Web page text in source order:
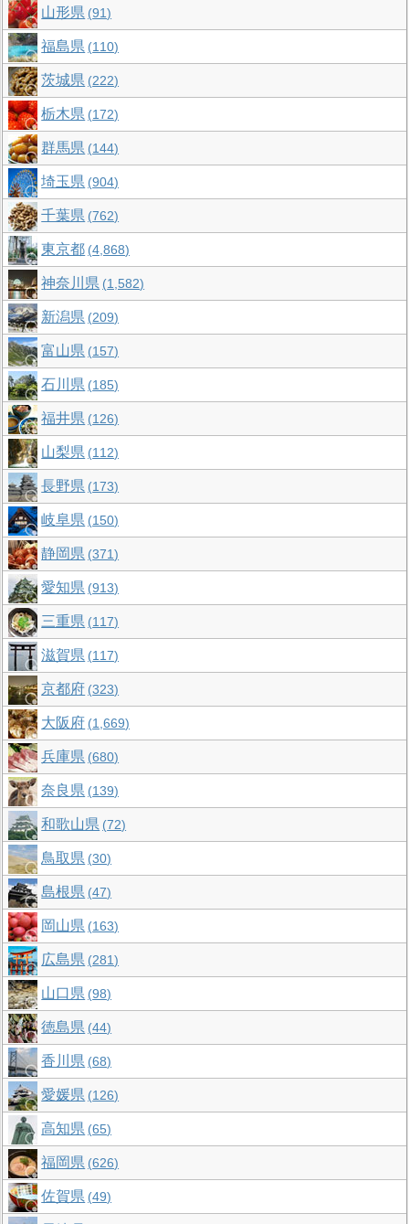
山形県 91
福島県 110
茨城県 222
栃木県 172
群馬県 144
埼玉県 904
千葉県 762
東京都 4,868
神奈川県 1,582
新潟県 209
富山県 157
石川県 185
福井県 126
山梨県 112
長野県 173
岐阜県 150
静岡県 371
愛知県 913
三重県 117
滋賀県 117
京都府 323
大阪府 1,669
兵庫県 680
奈良県 139
和歌山県 72
鳥取県 30
島根県 47
岡山県 163
広島県 281
山口県 98
徳島県 44
香川県 68
愛媛県 126
高知県 65
福岡県 626
佐賀県 49